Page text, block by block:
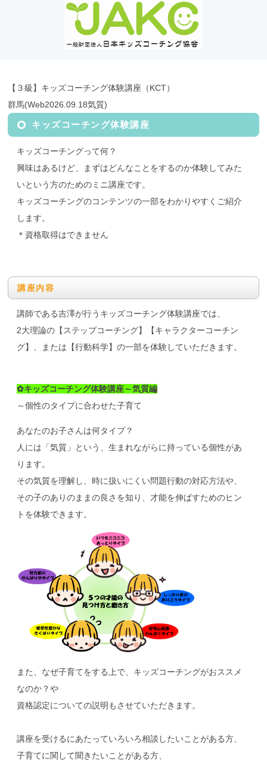
【３級】キッズコーチング体験講座（KCT）
群馬(Web2026.09.18気質)
キッズコーチング体験講座
キッズコーチングって何？
興味はあるけど、まずはどんなことをするのか体験してみた
いという方のためのミニ講座です。
キッズコーチングのコンテンツの一部をわかりやすくご紹介
します。
＊資格取得はできません
講座内容
講師である吉澤が行うキッズコーチング体験講座では、
2大理論の【ステップコーチング】【キャラクターコーチン
グ】、または【行動科学】の一部を体験していただきます。
✿キッズコーチング体験講座～気質編
～個性のタイプに合わせた子育て
あなたのお子さんは何タイプ？
人には「気質」という、生まれながらに持っている個性があ
ります。
その気質を理解し、時に扱いにくい問題行動の対応方法や、
その子のありのままの良さを知り、才能を伸ばすためのヒン
トを体験できます。
また、なぜ子育てをする上で、キッズコーチングがおススメ
なのか？や
資格認定についての説明もさせていただきます。
講座を受けるにあたっていろいろ相談したいことがある方、
子育てに関して聞きたいことがある方、